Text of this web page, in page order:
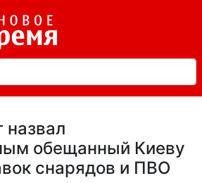
назвал
обещанный Киеву
снарядов и ПВО